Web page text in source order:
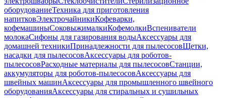
оборудованиеТехника для приготовления
напитковЭлектрочайникиКофеварки,
кофемашиныСоковыжималкиКофемолкиВспениватели
молокаСифоны для газирования водыАксессуары для
домашней техникиПринадлежности для пылесосовЩетки,
насадки для пылесосовАксессуары для роботов-
пылесосовРасходные материалы для пылесосовСтанции,
аккумуляторы для роботов-пылесосовАксессуары для
швейных машинАксессуары для промышленного швейного
оборудованияАксессуары для стиральных и сушильных